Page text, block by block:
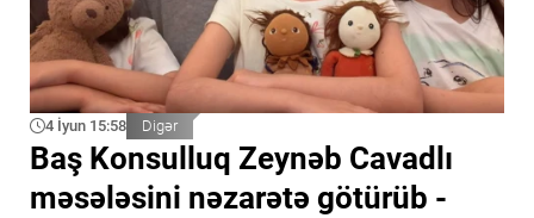
4 İyun 15:58 Digər
Baş Konsulluq Zeynəb Cavadlı
məsələsini nəzarətə götürüb -